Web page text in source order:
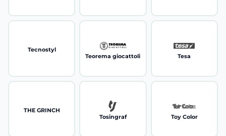
Tecnostyl
Teorema giocattoli
Tesa
THE GRINCH
Tosingraf
Toy Color